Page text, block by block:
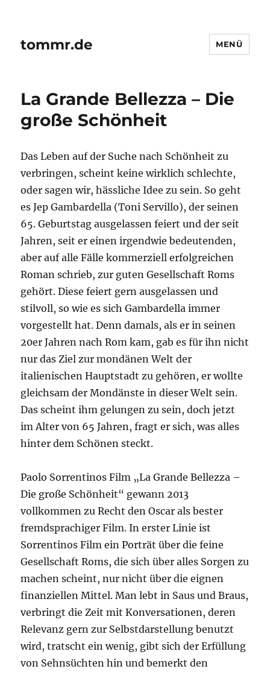
tommr.de MENÜ
La Grande Bellezza – Die
große Schönheit
Das Leben auf der Suche nach Schönheit zu
verbringen, scheint keine wirklich schlechte,
oder sagen wir, hässliche Idee zu sein. So geht
es Jep Gambardella (Toni Servillo), der seinen
65. Geburtstag ausgelassen feiert und der seit
Jahren, seit er einen irgendwie bedeutenden,
aber auf alle Fälle kommerziell erfolgreichen
Roman schrieb, zur guten Gesellschaft Roms
gehört. Diese feiert gern ausgelassen und
stilvoll, so wie es sich Gambardella immer
vorgestellt hat. Denn damals, als er in seinen
20er Jahren nach Rom kam, gab es für ihn nicht
nur das Ziel zur mondänen Welt der
italienischen Hauptstadt zu gehören, er wollte
gleichsam der Mondänste in dieser Welt sein.
Das scheint ihm gelungen zu sein, doch jetzt
im Alter von 65 Jahren, fragt er sich, was alles
hinter dem Schönen steckt.
Paolo Sorrentinos Film „La Grande Bellezza –
Die große Schönheit“ gewann 2013
vollkommen zu Recht den Oscar als bester
fremdsprachiger Film. In erster Linie ist
Sorrentinos Film ein Porträt über die feine
Gesellschaft Roms, die sich über alles Sorgen zu
machen scheint, nur nicht über die eignen
finanziellen Mittel. Man lebt in Saus und Braus,
verbringt die Zeit mit Konversationen, deren
Relevanz gern zur Selbstdarstellung benutzt
wird, tratscht ein wenig, gibt sich der Erfüllung
von Sehnsüchten hin und bemerkt den